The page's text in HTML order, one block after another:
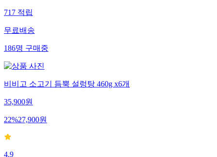
717적립
무료배송
186명구매중
비비고 소고기 듬뿍 설렁탕 460g x6개
35,900원
22%27,900원